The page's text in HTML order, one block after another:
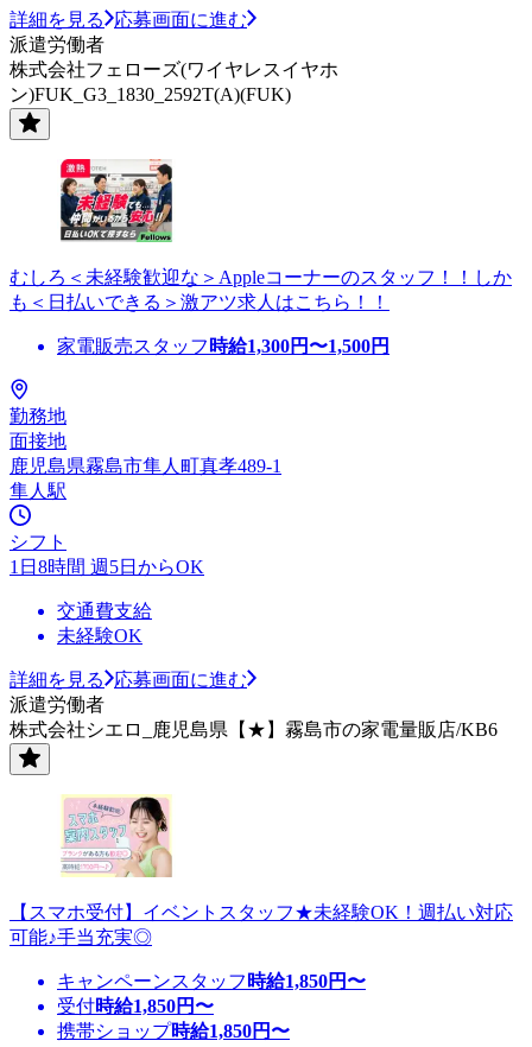
詳細を見る
応募画面に進む
派遣労働者
株式会社フェローズ(ワイヤレスイヤホ
ン)FUK_G3_1830_2592T(A)(FUK)
むしろ＜未経験歓迎な＞Appleコーナーのスタッフ！！しか
も＜日払いできる＞激アツ求人はこちら！！
家電販売スタッフ 時給1,300円〜1,500円
勤務地
面接地
鹿児島県霧島市隼人町真孝489-1
隼人駅
シフト
1日8時間 週5日からOK
交通費支給
未経験OK
詳細を見る
応募画面に進む
派遣労働者
株式会社シエロ_鹿児島県【★】霧島市の家電量販店/KB6
【スマホ受付】イベントスタッフ★未経験OK！週払い対応
可能♪手当充実◎
キャンペーンスタッフ 時給1,850円〜
受付時給1,850円〜
携帯ショップ時給1,850円〜